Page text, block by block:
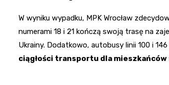
W wyniku wypadku, MPK Wrocław
numerami 18 i 21 kończą swoją trasę na
Ukrainy. Dodatkowo, autobusy linii 100 i
ciągłości transportu dla